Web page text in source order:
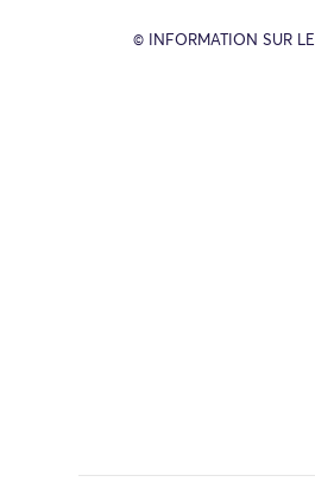
© INFORMATION SUR